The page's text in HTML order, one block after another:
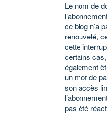
Le nom de
ce blog n’a
renouvelé,
cette
certains
également
un mot de
son accès
pas été